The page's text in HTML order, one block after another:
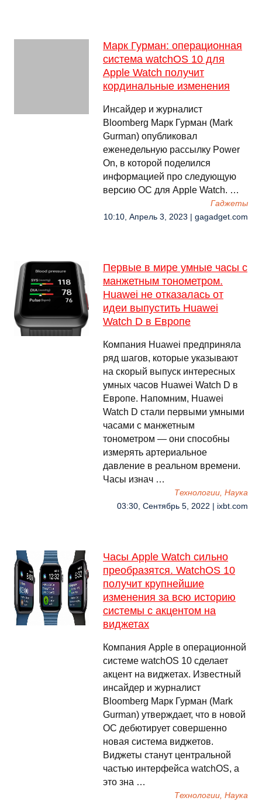
Марк Гурман: операционная
система watchOS 10 для
Apple Watch получит
кординальные изменения
Инсайдер и журналист
Bloomberg Марк Гурман (Mark
Gurman) опубликовал
еженедельную рассылку Power
On, в которой поделился
информацией про следующую
версию ОС для Apple Watch. …
Гаджеты
10:10, Апрель 3, 2023 | gagadget.com
Первые в мире умные часы с
манжетным тонометром.
Huawei не отказалась от
идеи выпустить Huawei
Watch D в Европе
Компания Huawei предприняла
ряд шагов, которые указывают
на скорый выпуск интересных
умных часов Huawei Watch D в
Европе. Напомним, Huawei
Watch D стали первыми умными
часами с манжетным
тонометром — они способны
измерять артериальное
давление в реальном времени.
Часы изнач …
Технологии, Наука
03:30, Сентябрь 5, 2022 | ixbt.com
Часы Apple Watch сильно
преобразятся. WatchOS 10
получит крупнейшие
изменения за всю историю
системы с акцентом на
виджетах
Компания Apple в операционной
системе watchOS 10 сделает
акцент на виджетах. Известный
инсайдер и журналист
Bloomberg Марк Гурман (Mark
Gurman) утверждает, что в новой
ОС дебютирует совершенно
новая система виджетов.
Виджеты станут центральной
частью интерфейса watchOS, а
это зна …
Технологии, Наука